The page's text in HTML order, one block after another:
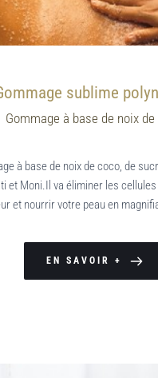
sublime
Gommage à base de noix
à base de noix de coco, de
et Moni.Il va éliminer les
et nourrir votre peau en
EN SAVOIR +